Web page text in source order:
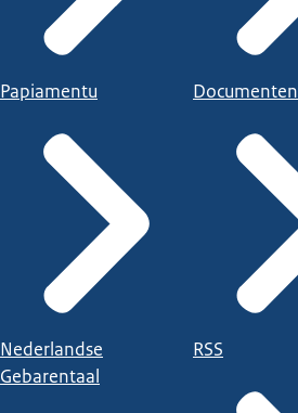
Papiamentu
Nederlandse
Gebarentaal
Documenten
RSS